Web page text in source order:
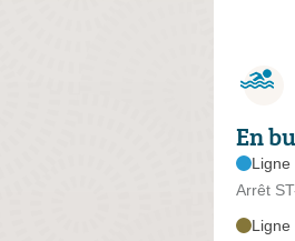
En
Ligne
Arrêt
Ligne